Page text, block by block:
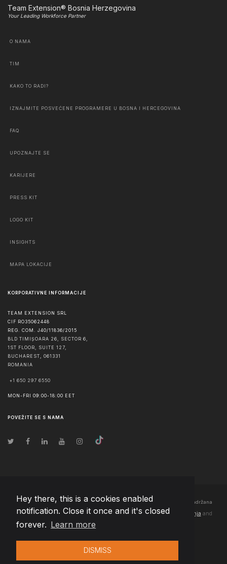
Hey there, this is a cookies enabled
notification. Close it once and it's closed
forever. Learn more
DISMISS
Team Extension® Bosnia Herzegovina
Your Leading Workforce Partner
O NAMA
TIM
KAKO TO RADI?
IZNAJMITE POSVEĆENE PROGRAMERE U BOSNA I HERCEGOVINA
FAQ
UPOZNAJTE SE
KARIJERE
PRESS KIT
LOGO KIT
INSIGHTS
MAPA LOKACIJE
KORPORATIVNE INFORMACIJE
TEAM EXTENSION SRL
CIF RO35062448
REG. COM. J40/11836/2015
BLD TIMIȘOARA 26, SECTOR 6,
1ST FLOOR, SUITE 127,
BUCHAREST
061331
ROMANIA
+1 650 297 6550
MON-FRI 09:00-18:00 EET
POVEŽITE SE S NAMA
© Autorska prava 2026 Team Extension Bosnia Herzegovina - Sva prava zadržana
Changelog● Korišćenjem ove stranice slažete se sa našimPravila korištenja and
Politika privatnosti